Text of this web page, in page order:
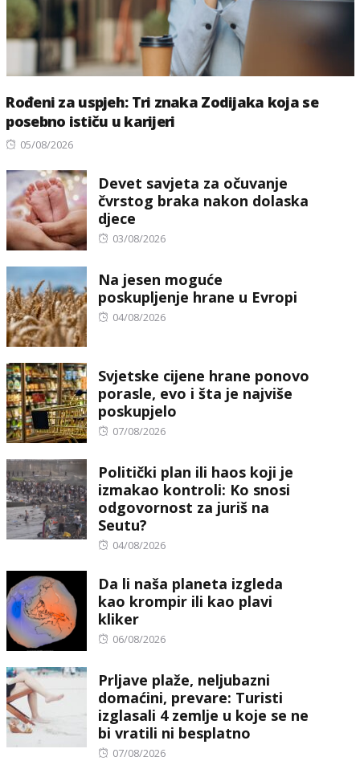
Rođeni za uspjeh: Tri znaka Zodijaka koja se
posebno ističu u karijeri
Posted
05/08/2026
Devet savjeta za očuvanje
čvrstog braka nakon dolaska
djece
Posted
03/08/2026
Na jesen moguće
poskupljenje hrane u Evropi
Posted
04/08/2026
Svjetske cijene hrane ponovo
porasle, evo i šta je najviše
poskupjelo
Posted
07/08/2026
Politički plan ili haos koji je
izmakao kontroli: Ko snosi
odgovornost za juriš na
Seutu?
Posted
04/08/2026
Da li naša planeta izgleda
kao krompir ili kao plavi
kliker
Posted
06/08/2026
Prljave plaže, neljubazni
domaćini, prevare: Turisti
izglasali 4 zemlje u koje se ne
bi vratili ni besplatno
Posted
07/08/2026